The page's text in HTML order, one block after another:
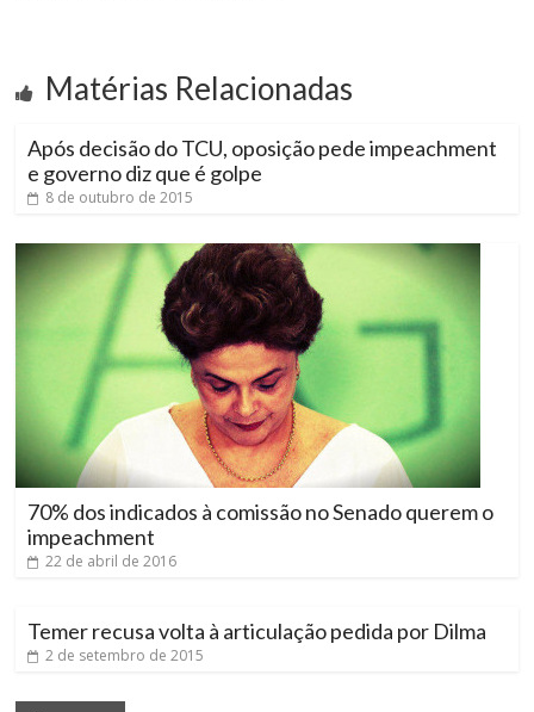
Matérias Relacionadas
Após decisão do TCU, oposição pede impeachment
e governo diz que é golpe
8 de outubro de 2015
70% dos indicados à comissão no Senado querem o
impeachment
22 de abril de 2016
Temer recusa volta à articulação pedida por Dilma
2 de setembro de 2015